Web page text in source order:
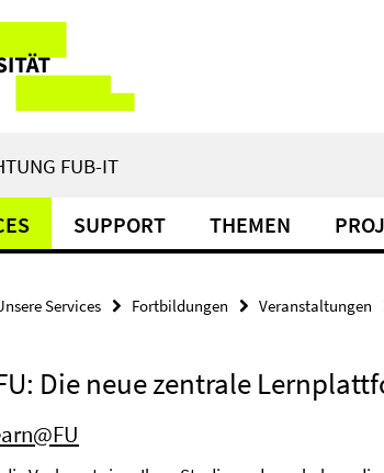
FUB-IT
SUPPORT THEMEN
Services Fortbildungen Veranstaltungen
Die neue zentrale